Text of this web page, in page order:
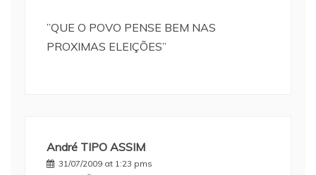
”QUE O POVO PENSE BEM NAS
PROXIMAS ELEIÇÕES”
André TIPO ASSIM
31/07/2009 at 1:23 pms